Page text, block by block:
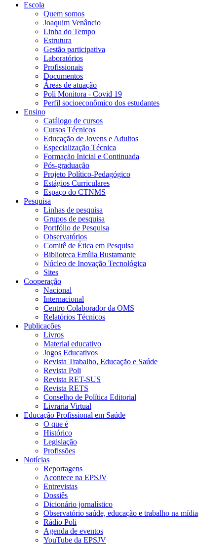
Escola
Quem somos
Joaquim Venâncio
Linha do Tempo
Estrutura
Gestão participativa
Laboratórios
Profissionais
Documentos
Áreas de atuação
Poli Monitora - Covid 19
Perfil socioeconômico dos estudantes
Ensino
Catálogo de cursos
Cursos Técnicos
Educação de Jovens e Adultos
Especialização Técnica
Formação Inicial e Continuada
Pós-graduação
Projeto Político-Pedagógico
Estágios Curriculares
Espaço do CTNMS
Pesquisa
Linhas de pesquisa
Grupos de pesquisa
Portfólio de Pesquisa
Observatórios
Comitê de Ética em Pesquisa
Biblioteca Emília Bustamante
Núcleo de Inovação Tecnológica
Sites
Cooperação
Nacional
Internacional
Centro Colaborador da OMS
Relatórios Técnicos
Publicações
Livros
Material educativo
Jogos Educativos
Revista Trabalho, Educação e Saúde
Revista Poli
Revista RET-SUS
Revista RETS
Conselho de Política Editorial
Livraria Virtual
Educação Profissional em Saúde
O que é
Histórico
Legislação
Profissões
Notícias
Reportagens
Acontece na EPSJV
Entrevistas
Dossiês
Dicionário jornalístico
Observatório saúde, educação e trabalho na mídia
Rádio Poli
Agenda de eventos
YouTube da EPSJV